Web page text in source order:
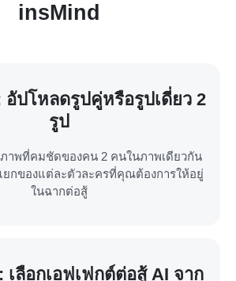
insMind
ปโหลดรูปคู่หรือรูปเดี่ยว 2
รูป
าพที่คมชัดของคน 2 คนในภาพเดียวกัน
กของแต่ละตัวละครที่คุณต้องการให้อยู่
ในฉากต่อสู้
ลือกเอฟเฟกต์ต่อสู้ AI จาก